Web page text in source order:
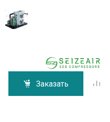
Заказать